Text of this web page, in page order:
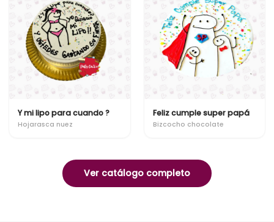
Y mi lipo para cuando ?
Hojarasca nuez
Feliz cumple super papá
Bizcocho chocolate
Ver catálogo completo